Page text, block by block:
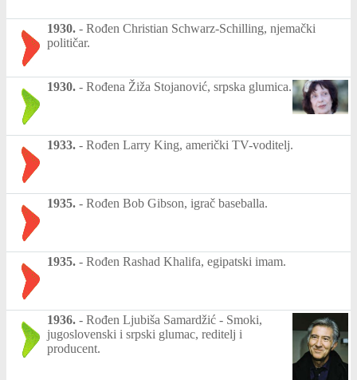
1930. - Rođen Christian Schwarz-Schilling, njemački
političar.
1930. - Rođena Žiža Stojanović, srpska glumica.
1933. - Rođen Larry King, američki TV-voditelj.
1935. - Rođen Bob Gibson, igrač baseballa.
1935. - Rođen Rashad Khalifa, egipatski imam.
1936. - Rođen Ljubiša Samardžić - Smoki,
jugoslovenski i srpski glumac, reditelj i
producent.